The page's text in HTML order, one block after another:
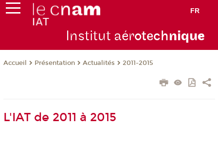
FR
Institut aérotechnique
Accueil Présentation Actualités 2011-2015
L'IAT de 2011 à 2015